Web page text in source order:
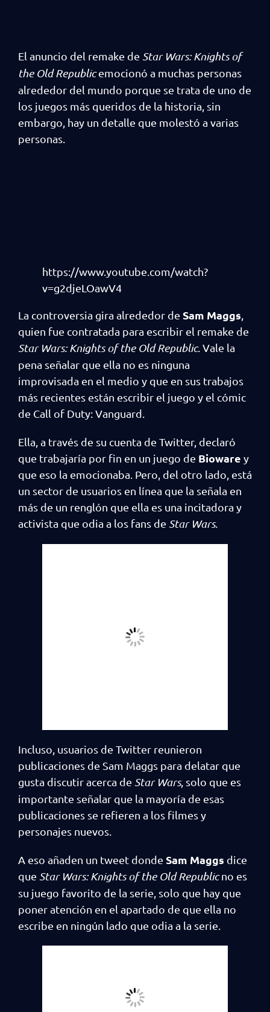
El anuncio del remake de Star Wars: Knights of
the Old Republicemocionó a muchas personas
alrededor del mundo porque se trata de uno de
los juegos más queridos de la historia, sin
embargo, hay un detalle que molestó a varias
personas.
https://www.youtube.com/watch?
v=g2djeLOawV4
La controversia gira alrededor de Sam Maggs
quien fue contratada para escribir el remake de
Star Wars: Knights of the Old Republic. Vale la
pena señalar que ella no es ninguna
improvisada en el medio y que en sus trabajos
más recientes están escribir el juego y el cómic
de Call of Duty: Vanguard.
Ella, a través de su cuenta de Twitter, declaró
que trabajaría por fin en un juego de Bioware y
que eso la emocionaba. Pero, del otro lado, está
un sector de usuarios en línea que la señala en
más de un renglón que ella es una incitadora y
activista que odia a los fans de Star Wars.
Incluso, usuarios de Twitter reunieron
publicaciones de Sam Maggs para delatar que
gusta discutir acerca de Star Wars, solo que es
importante señalar que la mayoría de esas
publicaciones se refieren a los filmes y
personajes nuevos.
A eso añaden un tweet donde Sam Maggs dice
que Star Wars: Knights of the Old Republicno es
su juego favorito de la serie, solo que hay que
poner atención en el apartado de que ella no
escribe en ningún lado que odia a la serie.